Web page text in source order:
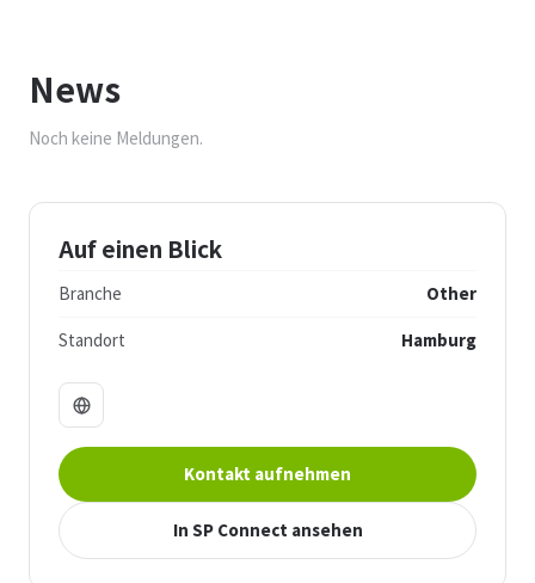
News
Noch keine Meldungen.
Auf einen Blick
Branche Other
Standort Hamburg
Kontakt aufnehmen
In SP Connect ansehen